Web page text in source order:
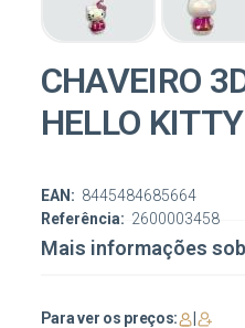
CHAVEIRO
HELLO KITTY
Referência: 2600003458
EAN: 8445484685664
Mais informações
Para ver os preços:
|